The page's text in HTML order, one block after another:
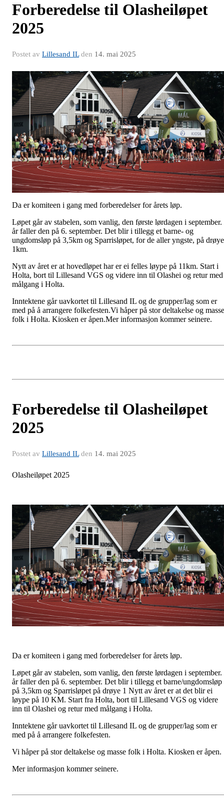
Forberedelse til Olasheiløpet
2025
Postet av Lillesand ILden 14. mai 2025
Da er komiteen i gang med forberedelser for årets løp.
Løpet går av stabelen, som vanlig, den første lørdagen i september.
år faller den på 6. september. Det blir i tillegg et barne- og
ungdomsløp på 3,5km og Sparrisløpet, for de aller yngste, på drøye
1km.
Nytt av året er at hovedløpet har er ei felles løype på 11km. Start i
Holta, bort til Lillesand VGS og videre inn til Olashei og retur med
målgang i Holta.
Inntektene går uavkortet til Lillesand IL og de grupper/lag som er
med på å arrangere folkefesten.Vi håper på stor deltakelse og masse
folk i Holta. Kiosken er åpen.Mer informasjon kommer seinere.
Forberedelse til Olasheiløpet
2025
Postet av Lillesand ILden 14. mai 2025
Olasheiløpet 2025
Da er komiteen i gang med forberedelser for årets løp.
Løpet går av stabelen, som vanlig, den første lørdagen i september.
år faller den på 6. september. Det blir i tillegg et barne/ungdomsløp
på 3,5km og Sparrisløpet på drøye 1 Nytt av året er at det blir ei
løype på 10 KM. Start fra Holta, bort til Lillesand VGS og videre
inn til Olashei og retur med målgang i Holta.
Inntektene går uavkortet til Lillesand IL og de grupper/lag som er
med på å arrangere folkefesten.
Vi håper på stor deltakelse og masse folk i Holta. Kiosken er åpen.
Mer informasjon kommer seinere.